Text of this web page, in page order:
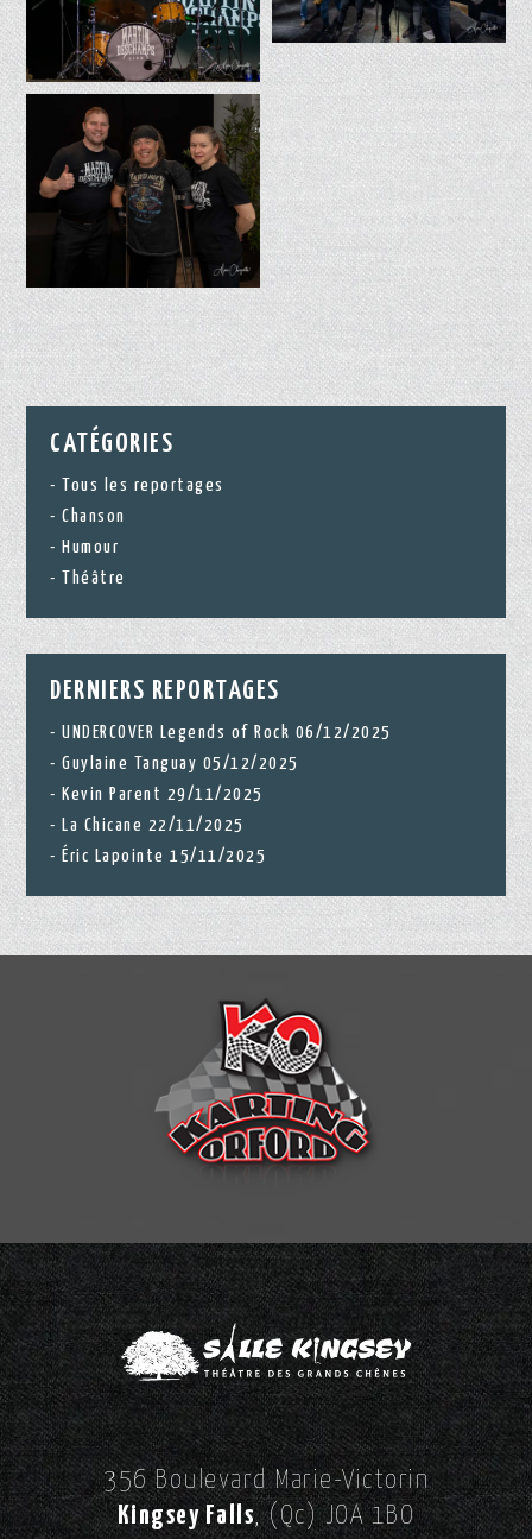
CATÉGORIES
Tous les reportages
Chanson
Humour
Théâtre
DERNIERS REPORTAGES
UNDERCOVER Legends of Rock 06/12/2025
Guylaine Tanguay 05/12/2025
Kevin Parent 29/11/2025
La Chicane 22/11/2025
Éric Lapointe 15/11/2025
356 Boulevard Marie-Victorin
Kingsey Falls, (Qc) JOA 1BO